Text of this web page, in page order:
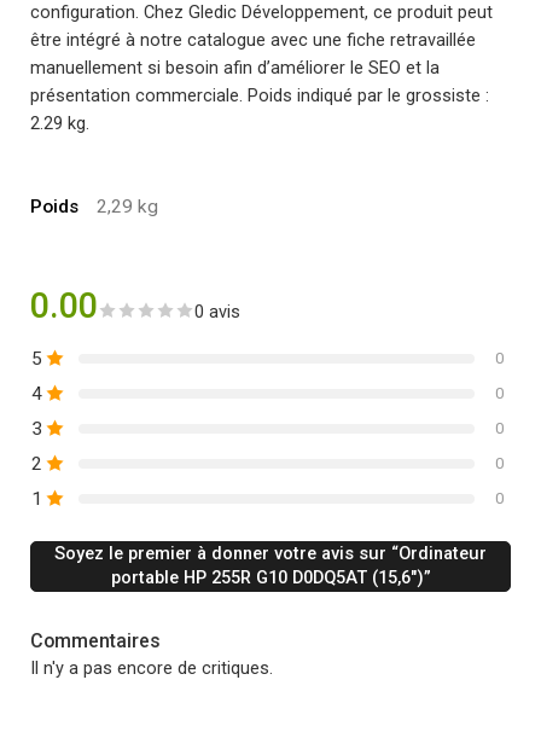
configuration. Chez Gledic Développement, ce produit peut
être intégré à notre catalogue avec une fiche retravaillée
manuellement si besoin afin d’améliorer le SEO et la
présentation commerciale. Poids indiqué par le grossiste :
2.29 kg.
Poids 2,29 kg
0.00 0 avis
5 0
4 0
3 0
2 0
1 0
Soyez le premier à donner votre avis sur “Ordinateur
portable HP 255R G10 D0DQ5AT (15,6″)”
Commentaires
Il n'y a pas encore de critiques.